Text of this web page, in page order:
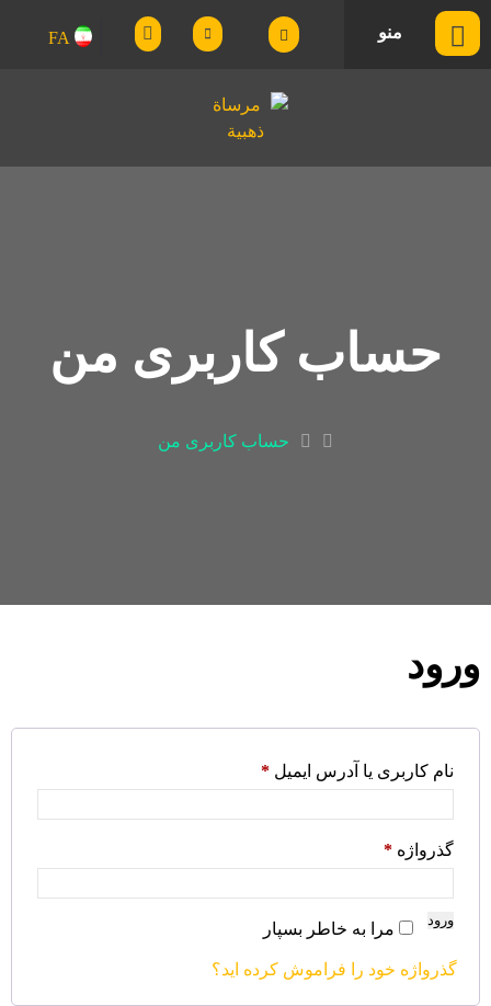
FA منو
حساب کاربری من
حساب کاربری من
ورود
نام کاربری یا آدرس ایمیل *
گذرواژه *
مرا به خاطر بسپار ورود
گذرواژه خود را فراموش کرده اید؟